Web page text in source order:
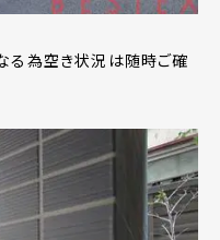
る為空き状況は随時ご確